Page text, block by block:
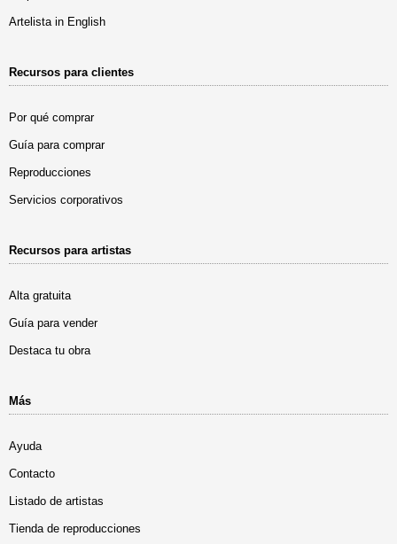
Artelista in English
Recursos para clientes
Por qué comprar
Guía para comprar
Reproducciones
Servicios corporativos
Recursos para artistas
Alta gratuita
Guía para vender
Destaca tu obra
Más
Ayuda
Contacto
Listado de artistas
Tienda de reproducciones